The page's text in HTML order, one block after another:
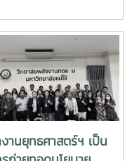
าลัยผู้ทรงคุณวุฒิ ของ
านะ กรรมการสภา
ติงานภายใน
จารย์ประจำ ณ ห้อง
นมหาวิทยาลัย
านยุทธศาสตร์ฯ เป็น